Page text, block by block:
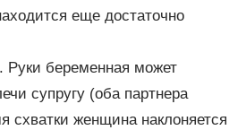
еще достаточно
беременная может
супругу (оба партнера
схватки женщина наклоняется